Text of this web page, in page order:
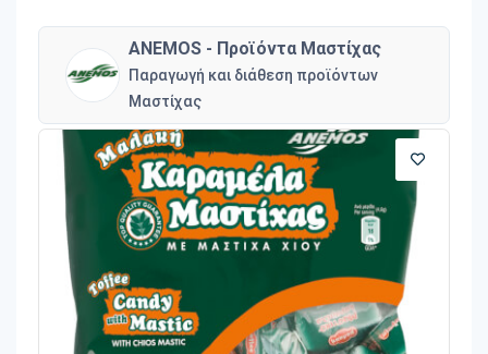
ANEMOS - Προϊόντα Μαστίχας
Παραγωγή και διάθεση προϊόντων
Μαστίχας